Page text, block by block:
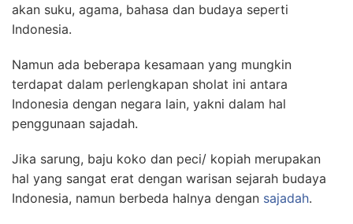
akan suku, agama, bahasa dan budaya seperti
Indonesia.
Namun ada beberapa kesamaan yang mungkin
terdapat dalam perlengkapan sholat ini antara
Indonesia dengan negara lain, yakni dalam hal
penggunaan sajadah.
Jika sarung, baju koko dan peci/ kopiah merupakan
hal yang sangat erat dengan warisan sejarah budaya
Indonesia, namun berbeda halnya dengan sajadah.